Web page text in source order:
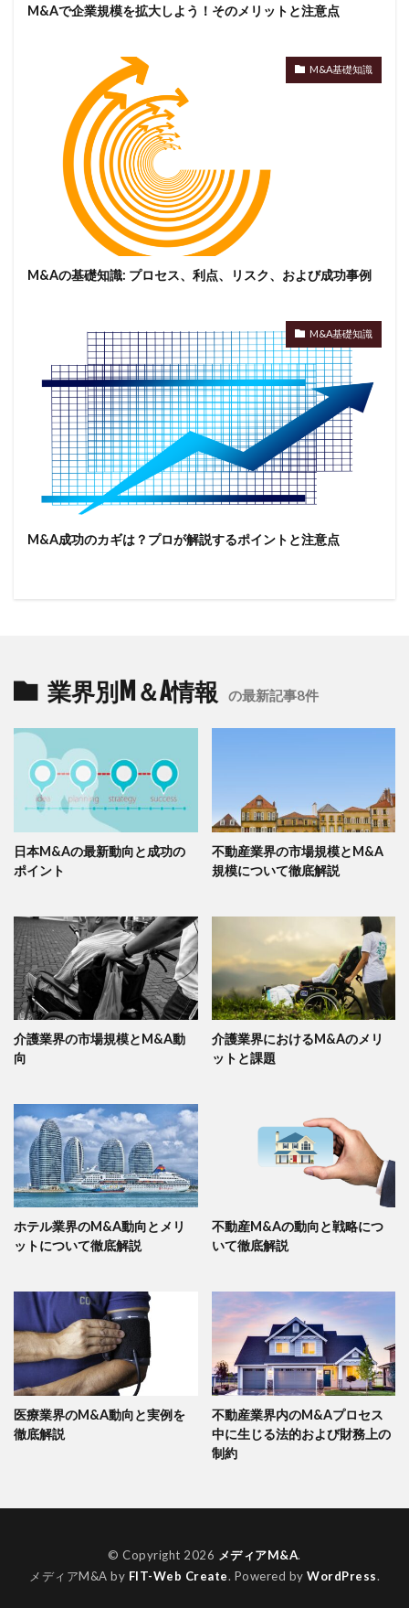
M&Aで企業規模を拡大しよう！そのメリットと注意点
M&A基礎知識
M&Aの基礎知識: プロセス、利点、リスク、および成功事例
M&A基礎知識
M&A成功のカギは？プロが解説するポイントと注意点
業界別M＆A情報 の最新記事8件
日本M&Aの最新動向と成功の
ポイント
不動産業界の市場規模とM&A
規模について徹底解説
介護業界の市場規模とM&A動
向
介護業界におけるM&Aのメリ
ットと課題
ホテル業界のM&A動向とメリ
ットについて徹底解説
不動産M&Aの動向と戦略につ
いて徹底解説
医療業界のM&A動向と実例を
徹底解説
不動産業界内のM&Aプロセス
中に生じる法的および財務上の
制約
© Copyright 2026 メディアM&A.
メディアM&A by FIT-Web Create. Powered by WordPress.